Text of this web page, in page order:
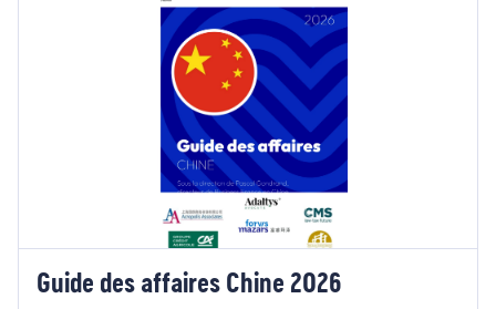
structurants : sa position géographique au centre
de l’Asie du Sud-Est, ses infrastructures de qualité,
qu’elles soient aéroportuaires, portuaires, routières
ou encore numériques, ou encore ses ressources
naturelles abondantes lui assurant une production
énergétique solide. Elle s’appuie également sur une
économie diversifiée, caractérisée par un secteur
industriel historiquement puissant et intégré aux
chaînes de valeur régionales et mondiales.
Guide des affaires Chine 2026